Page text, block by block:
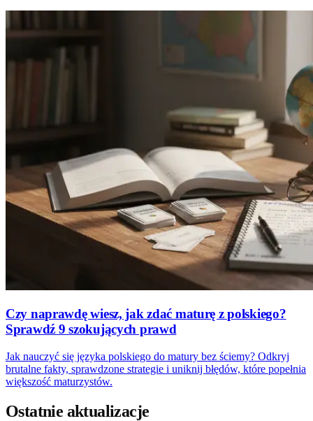
Czy naprawdę wiesz, jak zdać maturę z polskiego?
Sprawdź 9 szokujących prawd
Jak nauczyć się języka polskiego do matury bez ściemy? Odkryj
brutalne fakty, sprawdzone strategie i uniknij błędów, które popełnia
większość maturzystów.
Ostatnie aktualizacje